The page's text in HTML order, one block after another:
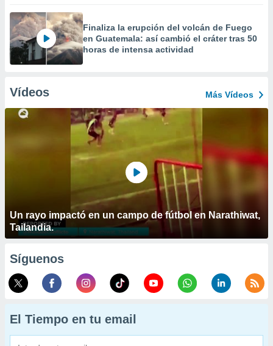
Finaliza la erupción del volcán de Fuego
en Guatemala: así cambió el cráter tras 50
horas de intensa actividad
Vídeos Más Vídeos
Un rayo impactó en un campo de fútbol en Narathiwat,
Tailandia.
Síguenos
El Tiempo en tu email